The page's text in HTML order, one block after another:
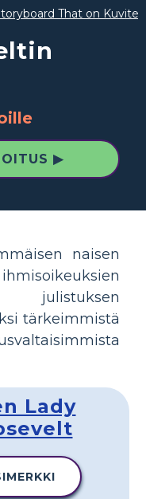
That on
▶
naisen
julistuksen
tärkeimmistä
Lady